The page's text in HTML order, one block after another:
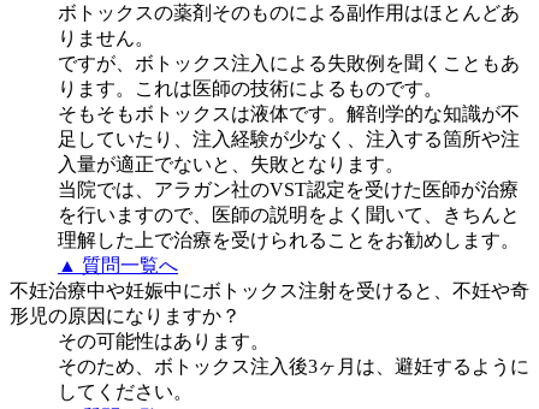
ボトックスの薬剤そのものによる副作用はほとんどあ
りません。
ですが、ボトックス注入による失敗例を聞くこともあ
ります。これは医師の技術によるものです。
そもそもボトックスは液体です。解剖学的な知識が不
足していたり、注入経験が少なく、注入する箇所や注
入量が適正でないと、失敗となります。
当院では、アラガン社のVST認定を受けた医師が治療
を行いますので、医師の説明をよく聞いて、きちんと
理解した上で治療を受けられることをお勧めします。
▲ 質問一覧へ
不妊治療中や妊娠中にボトックス注射を受けると、不妊や奇
形児の原因になりますか？
その可能性はあります。
そのため、ボトックス注入後3ヶ月は、避妊するように
してください。